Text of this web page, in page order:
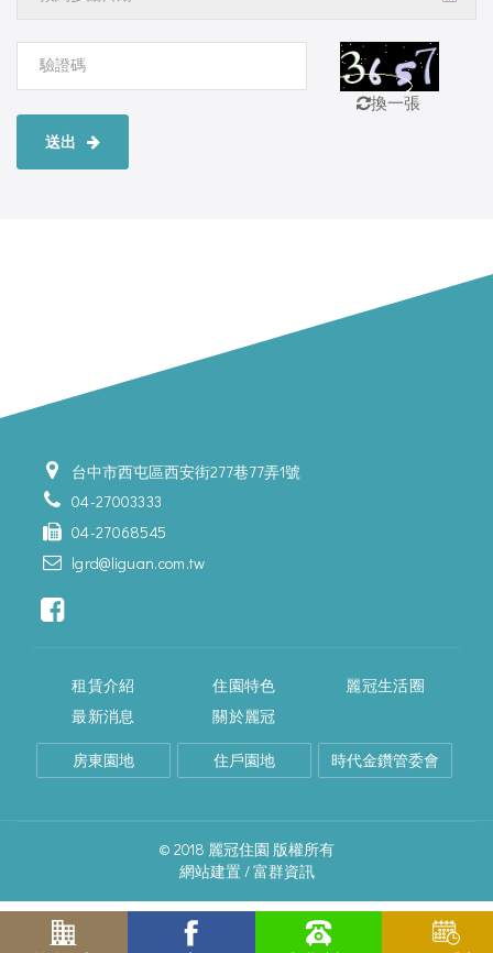
換一張
送出
台中市西屯區西安街277巷77弄1號
04-27003333
04-27068545
lgrd@liguan.com.tw
租賃介紹 住園特色
麗冠生活圈
最新消息
關於麗冠
房東園地 住戶園地 時代金鑽管委會
© 2018 麗冠住園 版權所有
網站建置 /富群資訊